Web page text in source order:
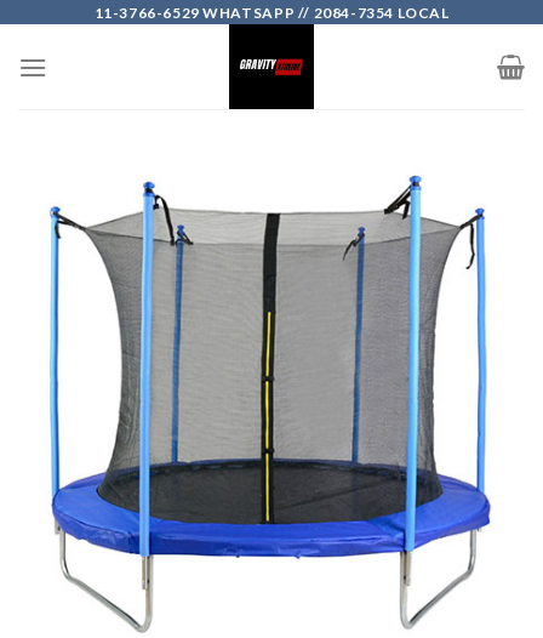
content
11-3766-6529 WHATSAPP // 2084-7354 LOCAL